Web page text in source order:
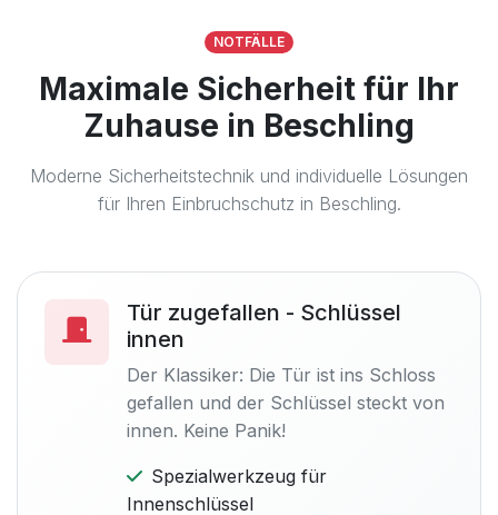
NOTFÄLLE
Maximale Sicherheit für Ihr
Zuhause in Beschling
Moderne Sicherheitstechnik und individuelle Lösungen
für Ihren Einbruchschutz in Beschling.
Tür zugefallen - Schlüssel
innen
Der Klassiker: Die Tür ist ins Schloss
gefallen und der Schlüssel steckt von
innen. Keine Panik!
Spezialwerkzeug für
Innenschlüssel